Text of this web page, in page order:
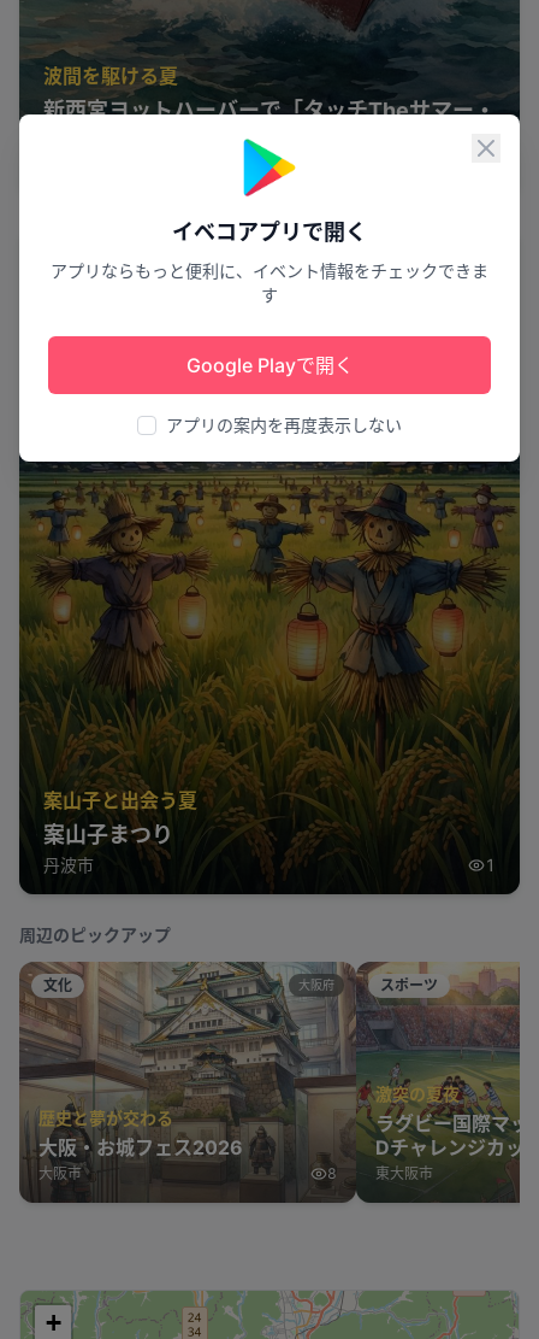
閉じ
イベコアプリで開く
アプリならもっと便利に、イベント情報をチェックできま
す
Google Playで開く
アプリの案内を再度表示しない
波間を駆ける夏
新西宮ヨットハーバーで「タッチTheサマー・
案山子と出会う夏
案山子まつり
丹波市 1
周辺のピックアップ
文化 大阪府
歴史と夢が交わる
大阪・お城フェス2026
大阪市 8
スポーツ
激突の夏夜
ラグビー国際マッ
Dチャレンジカッ
表 vs オーストラ
東大阪市
+